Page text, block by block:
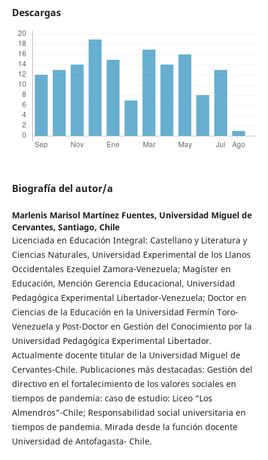
Descargas
Biografía del autor/a
Marlenis Marisol Martínez Fuentes, Universidad Miguel de
Cervantes, Santiago, Chile
Licenciada en Educación Integral: Castellano y Literatura y
Ciencias Naturales, Universidad Experimental de los Llanos
Occidentales Ezequiel Zamora-Venezuela; Magíster en
Educación, Mención Gerencia Educacional, Universidad
Pedagógica Experimental Libertador-Venezuela; Doctor en
Ciencias de la Educación en la Universidad Fermín Toro-
Venezuela y Post-Doctor en Gestión del Conocimiento por la
Universidad Pedagógica Experimental Libertador.
Actualmente docente titular de la Universidad Miguel de
Cervantes-Chile. Publicaciones más destacadas: Gestión del
directivo en el fortalecimiento de los valores sociales en
tiempos de pandemia: caso de estudio: Liceo “Los
Almendros”-Chile; Responsabilidad social universitaria en
tiempos de pandemia. Mirada desde la función docente
Universidad de Antofagasta- Chile.